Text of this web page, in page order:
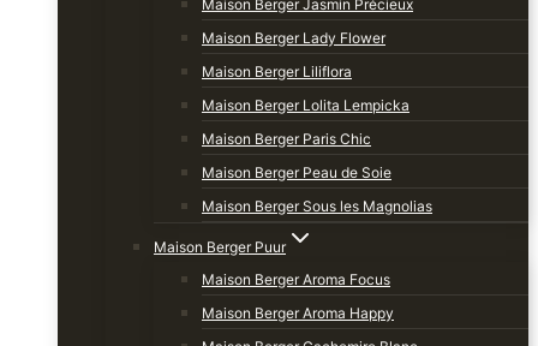
Maison Berger Jasmin Précieux
Maison Berger Lady Flower
Maison Berger Liliflora
Maison Berger Lolita Lempicka
Maison Berger Paris Chic
Maison Berger Peau de Soie
Maison Berger Sous les Magnolias
Maison Berger Puur
Maison Berger Aroma Focus
Maison Berger Aroma Happy